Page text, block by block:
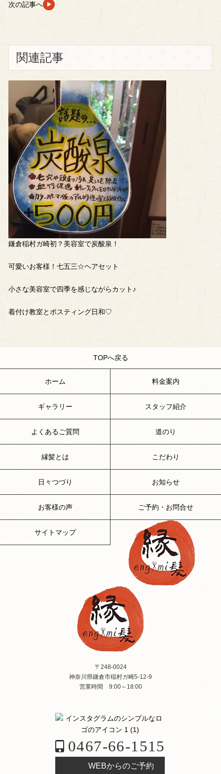
次の記事へ
関連記事
鎌倉稲村ガ崎初？美容室で炭酸泉！
可愛いお客様！七五三☆ヘアセット
小さな美容室で四季を感じながらカット♪
着付け教室とポスティング日和♡
TOPへ戻る
ホーム 料金案内
ギャラリー スタッフ紹介
よくあるご質問 道のり
縁髪とは こだわり
日々つづり お知らせ
お客様の声 ご予約・お問合せ
サイトマップ
〒248-0024
神奈川県鎌倉市稲村ガ崎5-12-9
営業時間 9:00～18:00
0467-66-1515
WEBからのご予約